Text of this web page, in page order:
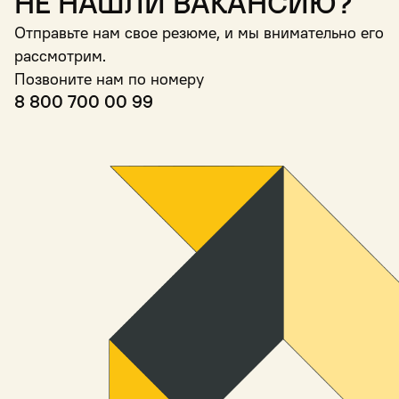
Отправьте нам свое резюме, и мы внимательно его
рассмотрим.
Позвоните нам по номеру
8 800 700 00 99